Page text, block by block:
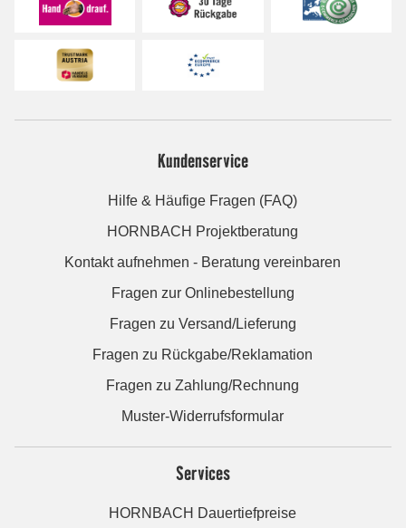
Kundenservice
Hilfe & Häufige Fragen (FAQ)
HORNBACH Projektberatung
Kontakt aufnehmen - Beratung vereinbaren
Fragen zur Onlinebestellung
Fragen zu Versand/Lieferung
Fragen zu Rückgabe/Reklamation
Fragen zu Zahlung/Rechnung
Muster-Widerrufsformular
Services
HORNBACH Dauertiefpreise